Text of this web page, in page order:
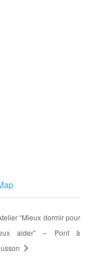
“Mieux dormir pour
aider” – Pont à